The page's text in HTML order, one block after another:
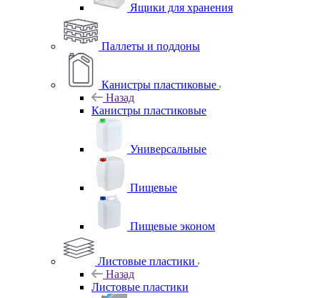
Ящики для хранения
Паллеты и поддоны
Канистры пластиковые
Назад
Канистры пластиковые
Универсальные
Пищевые
Пищевые эконом
Листовые пластики
Назад
Листовые пластики